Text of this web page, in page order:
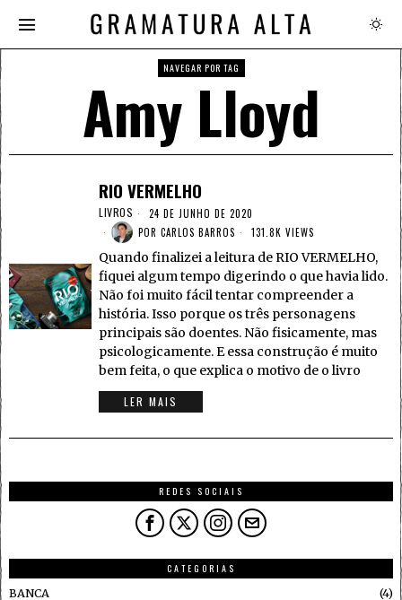
NAVEGAR POR TAG
Amy Lloyd
RIO VERMELHO
LIVROS
24 DE JUNHO DE 2020
POR CARLOS BARROS 131.8K VIEWS
Quando finalizei a leitura de RIO VERMELHO,
fiquei algum tempo digerindo o que havia lido.
Não foi muito fácil tentar compreender a
história. Isso porque os três personagens
principais são doentes. Não fisicamente, mas
psicologicamente. E essa construção é muito
bem feita, o que explica o motivo de o livro
LER MAIS
REDES SOCIAIS
CATEGORIAS
BANCA
4